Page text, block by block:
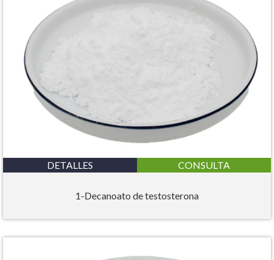
DETALLES CONSULTA
1-Decanoato de testosterona